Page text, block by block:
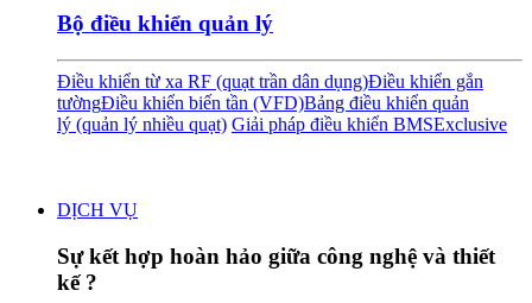
Bộ điều khiển quản lý
Điều khiển từ xa RF (quạt trần dân dụng)Điều khiển gắn
tườngĐiều khiển biến tần (VFD)Bảng điều khiển quản
lý (quản lý nhiều quạt) Giải pháp điều khiển BMSExclusive
DỊCH VỤ
Sự kết hợp hoàn hảo giữa công nghệ và thiết
kế ?